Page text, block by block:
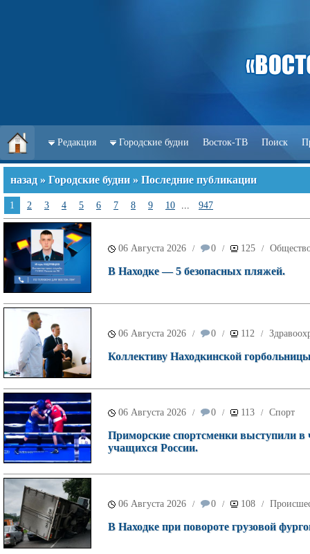
Редакция Городские будни Восток-ТВ Поиск
назад » Городские будни » Последние публикации
1 2 3 4 5 6 7 8 9 10 ... 947
06 Августа 2026 / 0 / 125 /
В Находке — 5 безопасных пляжей.
06 Августа 2026 / 0 / 112 /
Коллективу Находкинской
06 Августа 2026 / 0 / 113 / Спорт
Приморские спортсменки выступили в
учащихся России.
06 Августа 2026 / 0 / 108 /
В Находке при повороте грузовой